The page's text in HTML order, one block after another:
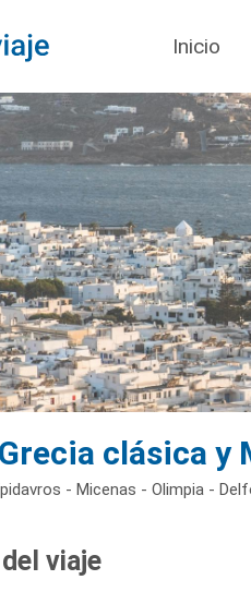
Inicio
clásica y
- Micenas - Olimpia -
viaje